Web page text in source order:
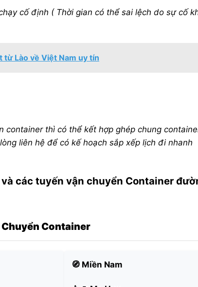
cố định ( Thời gian có thể sai lệch do sự cố
từ Lào về Việt Nam uy tín
container thì có thể kết hợp ghép chung
liên hệ để có kế hoạch sắp xếp lịch đi nhanh
các tuyến vận chuyển Container
Chuyển Container
🧭 Miền Nam